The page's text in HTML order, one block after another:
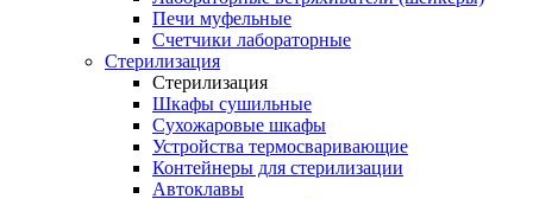
Печи муфельные
Счетчики лабораторные
Стерилизация
Стерилизация
Шкафы сушильные
Сухожаровые шкафы
Устройства термосваривающие
Контейнеры для стерилизации
Автоклавы